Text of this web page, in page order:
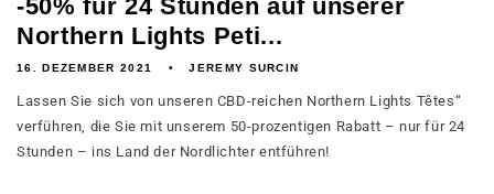
-50% für 24 Stunden auf unserer
Northern Lights Peti...
16. DEZEMBER 2021 JEREMY SURCIN
Lassen Sie sich von unseren CBD-reichen Northern Lights Têtes“
verführen, die Sie mit unserem 50-prozentigen Rabatt – nur für 24
Stunden – ins Land der Nordlichter entführen!